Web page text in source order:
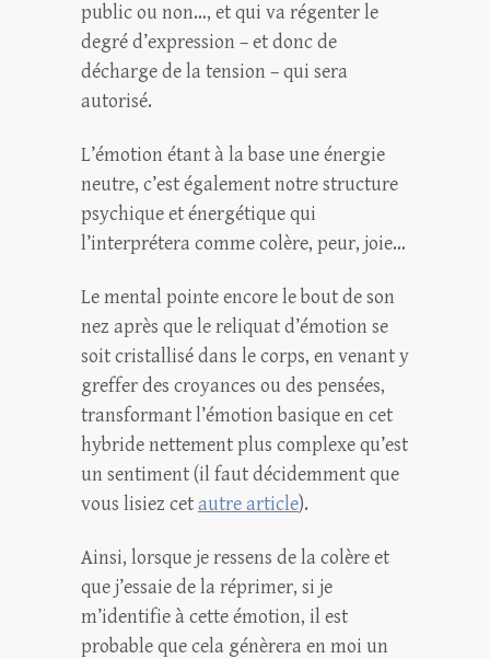
public ou non…, et qui va régenter le
degré d’expression – et donc de
décharge de la tension – qui sera
autorisé.
L’émotion étant à la base une énergie
neutre, c’est également notre structure
psychique et énergétique qui
l’interprétera comme colère, peur, joie…
Le mental pointe encore le bout de son
nez après que le reliquat d’émotion se
soit cristallisé dans le corps, en venant y
greffer des croyances ou des pensées,
transformant l’émotion basique en cet
hybride nettement plus complexe qu’est
un sentiment (il faut décidemment que
vous lisiez cetautre article).
Ainsi, lorsque je ressens de la colère et
que j’essaie de la réprimer, si je
m’identifie à cette émotion, il est
probable que cela génèrera en moi un